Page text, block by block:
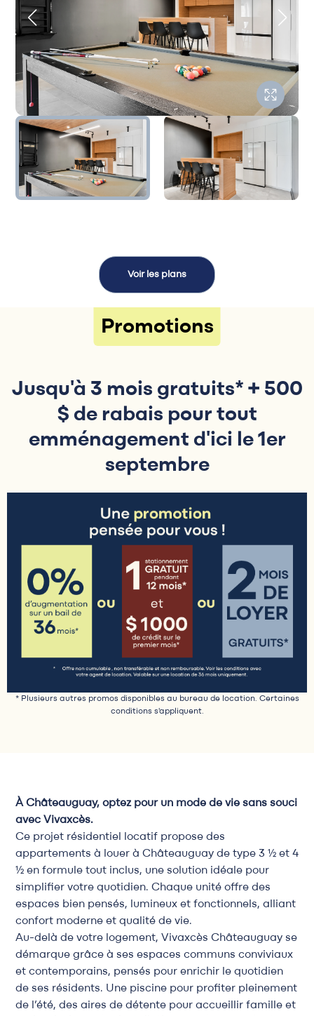
Voir les plans
Jusqu'à 3 mois gratuits* + 500
$ de rabais pour tout
emménagement d'ici le 1er
septembre
* Plusieurs autres promos disponibles au bureau de location. Certaines
conditions s'appliquent.
Promotions
À Châteauguay, optez pour un mode de vie sans souci
avec Vivaxcès.
Ce projet résidentiel locatif propose des
appartements à louer à Châteauguay de type 3 ½ et 4
½ en formule tout inclus, une solution idéale pour
simplifier votre quotidien. Chaque unité offre des
espaces bien pensés, lumineux et fonctionnels, alliant
confort moderne et qualité de vie.
Au-delà de votre logement, Vivaxcès Châteauguay se
démarque grâce à ses espaces communs conviviaux
et contemporains, pensés pour enrichir le quotidien
de ses résidents. Une piscine pour profiter pleinement
de l’été, des aires de détente pour accueillir famille et